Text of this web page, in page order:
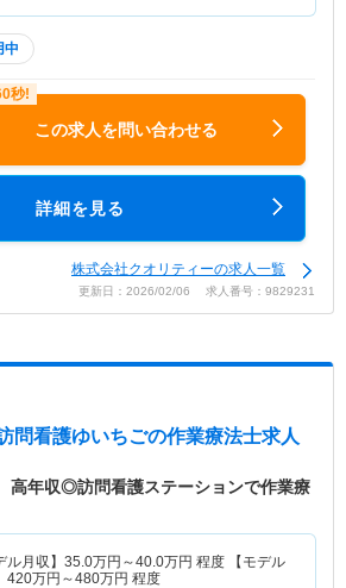
中
この求人を問い合わせる
詳細を見る
株式会社クオリティーの求人一覧
更新日：2026/02/06 求人番号：9829231
問看護ゆいちごの作業療法士求人
高年収◎訪問看護ステーションで作業療
ル月収】 35.0万円～40.0万円 程度 【モデル
420万円～480万円 程度